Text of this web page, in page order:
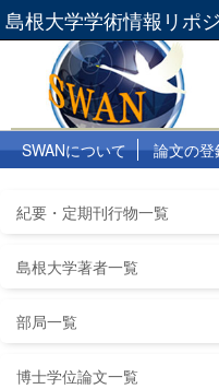
島根大学学術情報リポ
SWANについて 論文の
紀要・定期刊行物一覧
島根大学著者一覧
部局一覧
博士学位論文一覧